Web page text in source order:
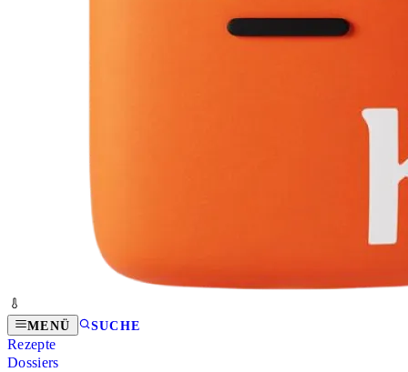
MENÜ SUCHE
Rezepte
Dossiers